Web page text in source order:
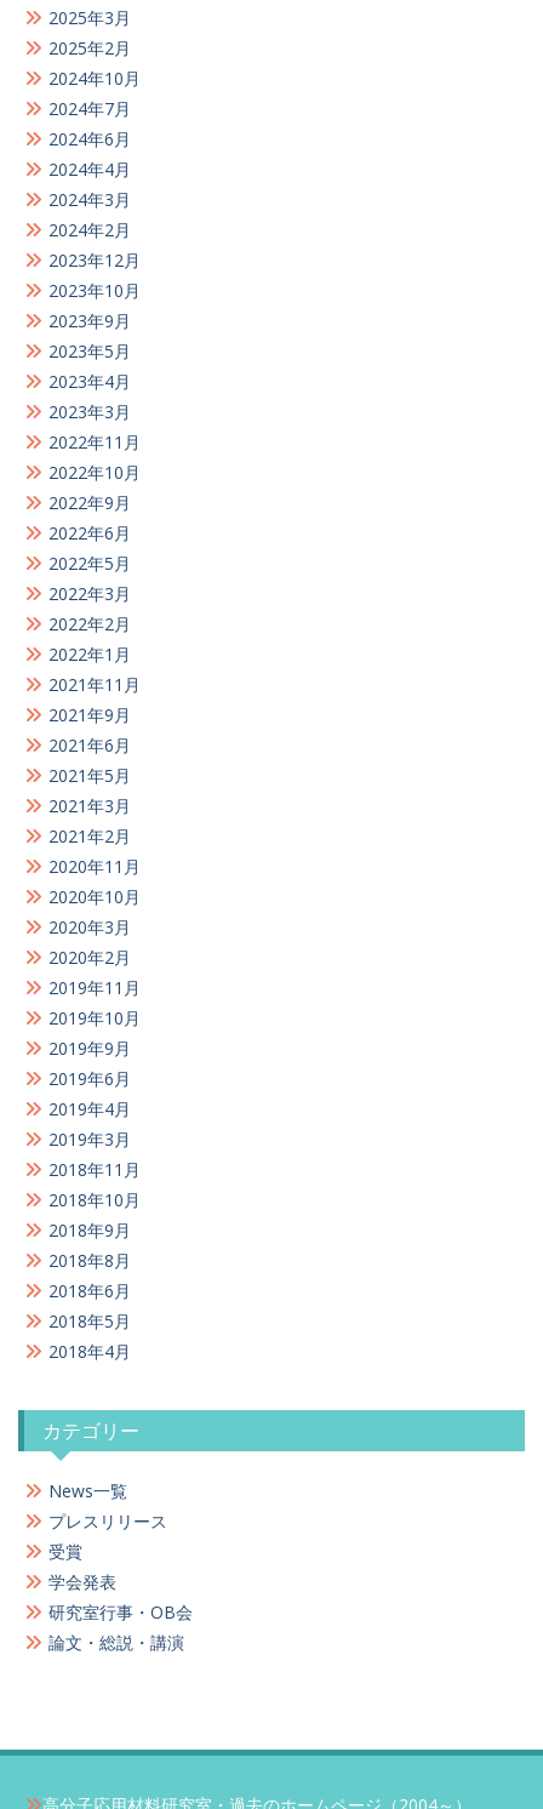
2025年3月
2025年2月
2024年10月
2024年7月
2024年6月
2024年4月
2024年3月
2024年2月
2023年12月
2023年10月
2023年9月
2023年5月
2023年4月
2023年3月
2022年11月
2022年10月
2022年9月
2022年6月
2022年5月
2022年3月
2022年2月
2022年1月
2021年11月
2021年9月
2021年6月
2021年5月
2021年3月
2021年2月
2020年11月
2020年10月
2020年3月
2020年2月
2019年11月
2019年10月
2019年9月
2019年6月
2019年4月
2019年3月
2018年11月
2018年10月
2018年9月
2018年8月
2018年6月
2018年5月
2018年4月
カテゴリー
News一覧
プレスリリース
受賞
学会発表
研究室行事・OB会
論文・総説・講演
高分子応用材料研究室・過去のホームページ（2004～）